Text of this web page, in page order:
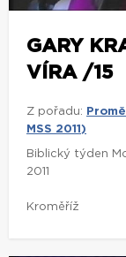
GARY
VÍRA /15
Z pořadu:
MSS 2011)
Biblický týden
2011
Kroměříž